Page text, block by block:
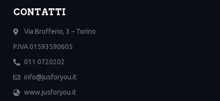
CONTATTI
Via Brofferio, 3 – Torino
P.IVA 01593590605
011 0720202
info@jusforyou.it
www.jusforyou.it